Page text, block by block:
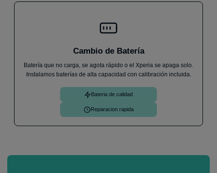
Cambio de Batería
Batería que no carga, se agota rápido o el Xperia se apaga solo.
Instalamos baterías de alta capacidad con calibración incluida.
Bateria de calidad
Reparacion rapida